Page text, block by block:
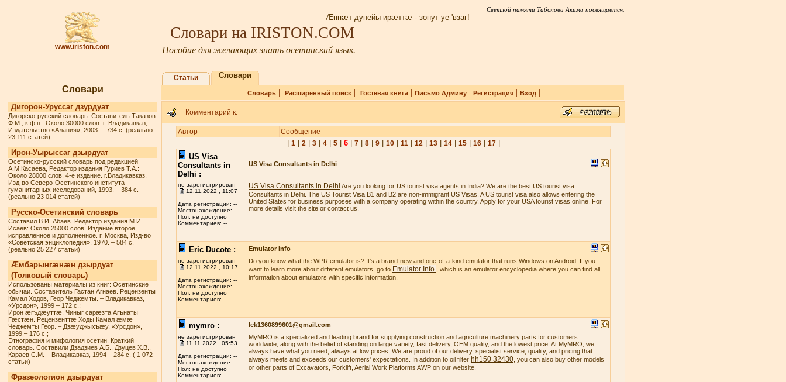
www.iriston.com
Светлой памяти Таболова Акима посвящается.
Æппæт дунейы ирæттæ - зонут уе 'взаг!
Словари на IRISTON.COM
Пособие для желающих знать осетинский язык.
Словари
Дигорон-Уруссаг дзурдуат
Дигорско-русский словарь. Составитель Таказов
Ф.М., к.ф.н.: Около 30000 слов. г. Владикавказ,
Издательство «Алания», 2003. – 734 с. (реально
23 111 статей)
Ирон-Уырыссаг дзырдуат
Осетинско-русский словарь под редакцией
А.М.Касаева, Редактор издания Гуриев Т.А.:
Около 28000 слов. 4-е издание. г.Владикавказ,
Изд-во Северо-Осетинского института
гуманитарных исследований, 1993. – 384 с.
(реально 23 014 статей)
Русско-Осетинский словарь
Составил В.И. Абаев. Редактор издания М.И.
Исаев: Около 25000 слов. Издание второе,
исправленное и дополненное. г. Москва, Изд-во
«Советская энциклопедия», 1970. – 584 с.
(реально 25 227 статьи)
Æмбарынгæнæн дзырдуат
(Толковый словарь)
Использованы материалы из книг: Осетинские
обычаи. Составитель Гастан Агнаев. Рецензенты
Камал Ходов, Геор Чеджемты. – Владикавказ,
«Урсдон», 1999 – 172 с.;
Ирон æгъдæуттæ. Чиныг сарæзта Агънаты
Гæстæн. Рецензенттæ Ходы Камал æмæ
Чеджемты Геор. – Дзæуджыхъæу, «Урсдон»,
1999 – 176 с.;
Этнография и мифология осетин. Краткий
словарь. Составили Дзадзиев А.Б., Дзуцев Х.В.,
Караев С.М. – Владикавказ, 1994 – 284 с. ( 1 072
статьи)
Фразеологион дзырдуат
Статьи Словари
| Словарь| Расширенный поиск| Гостевая книга| Письмо Админу| Регистрация| Вход |
Комментарий к:
Автор Сообщение
1| 2| 3| 4| 5| 6| 7| 8| 9| 10| 11| 12| 13| 14| 15| 16| 17|
US Visa
Consultants in
Delhi :
US Visa Consultants in Delhi
не зарегистрирован
12.11.2022 , 11:07
Дата регистрации: --
Местонахождение: --
Пол: не доступно
Комментариев: --
US Visa Consultants in Delhi Are you looking for US tourist visa agents in India? We are the best US tourist visa
Consultants in Delhi. The US Tourist Visa B1 and B2 are non-immigrant US Visas. A US tourist visa also allows entering the
United States for business purposes with a company operating within the country. Apply for your USA tourist visas online. For
more details visit the site or contact us.
Eric Ducote : Emulator Info
не зарегистрирован
12.11.2022 , 10:17
Дата регистрации: --
Местонахождение: --
Пол: не доступно
Комментариев: --
Do you know what the WPR emulator is? It's a brand-new and one-of-a-kind emulator that runs Windows on Android. If you
want to learn more about different emulators, go to Emulator Info
, which is an emulator encyclopedia where you can find all
information about emulators with specific information.
mymro : lck1360899601@gmail.com
не зарегистрирован
11.11.2022 , 05:53
Дата регистрации: --
Местонахождение: --
Пол: не доступно
Комментариев: --
MyMRO is a specialized and leading brand for supplying construction and agriculture machinery parts for customers
worldwide, along with the belief of standing on large variety, fast delivery, OEM quality, and the lowest price. At MyMRO, we
always have what you need, always at low prices. We are proud of our delivery, specialist service, quality, and pricing that
always meets and exceeds our customers' expectations. In addition to oil filter hh150 32430 , you can also buy other models
or other parts of Excavators, Forklift, Aerial Work Platforms AWP on our website.